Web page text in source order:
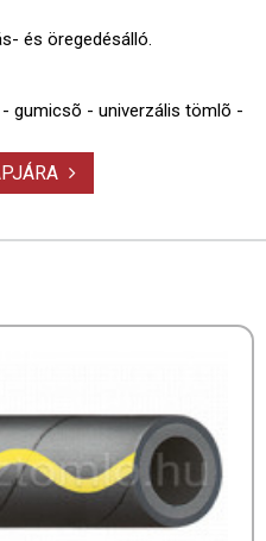
és öregedésálló.
gumicsõ - univerzális tömlõ -